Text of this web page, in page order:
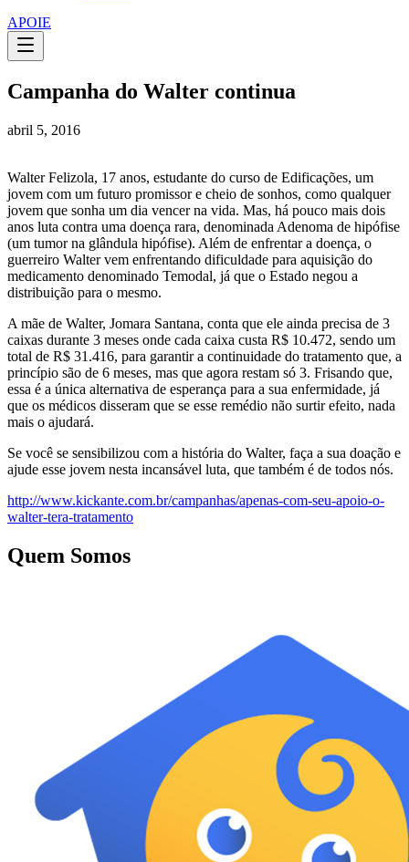
APOIE
Campanha do Walter continua
abril 5, 2016
Walter Felizola, 17 anos, estudante do curso de Edificações, um
jovem com um futuro promissor e cheio de sonhos, como qualquer
jovem que sonha um dia vencer na vida. Mas, há pouco mais dois
anos luta contra uma doença rara, denominada Adenoma de hipófise
(um tumor na glândula hipófise). Além de enfrentar a doença, o
guerreiro Walter vem enfrentando dificuldade para aquisição do
medicamento denominado Temodal, já que o Estado negou a
distribuição para o mesmo.
A mãe de Walter, Jomara Santana, conta que ele ainda precisa de 3
caixas durante 3 meses onde cada caixa custa R$ 10.472, sendo um
total de R$ 31.416, para garantir a continuidade do tratamento que, a
princípio são de 6 meses, mas que agora restam só 3. Frisando que,
essa é a única alternativa de esperança para a sua enfermidade, já
que os médicos disseram que se esse remédio não surtir efeito, nada
mais o ajudará.
Se você se sensibilizou com a história do Walter, faça a sua doação e
ajude esse jovem nesta incansável luta, que também é de todos nós.
http://www.kickante.com.br/campanhas/apenas-com-seu-apoio-o-
walter-tera-tratamento
Quem Somos